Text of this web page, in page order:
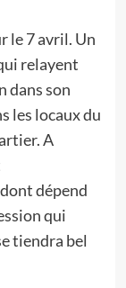
le 7 avril. Un
relayent
dans son
les locaux du
A
dépend
qui
tiendra bel